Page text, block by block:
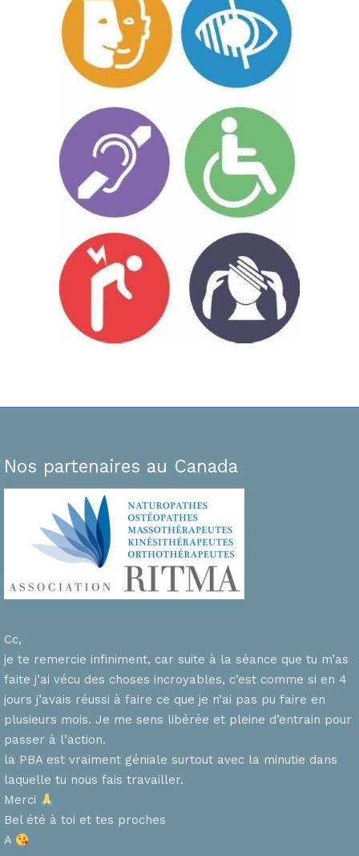
Nos partenaires au Canada
Cc,
je te remercie infiniment, car suite à la séance que tu m’as
faite j’ai vécu des choses incroyables, c’est comme si en 4
jours j’avais réussi à faire ce que je n’ai pas pu faire en
plusieurs mois. Je me sens libérée et pleine d’entrain pour
passer à l’action.
la PBA est vraiment géniale surtout avec la minutie dans
laquelle tu nous fais travailler.
Merci
Bel été à toi et tes proches
A